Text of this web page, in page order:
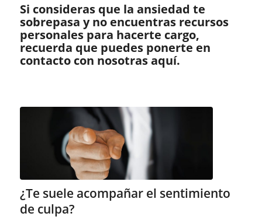
Si consideras que la ansiedad te
sobrepasa y no encuentras recursos
personales para hacerte cargo,
recuerda que puedes ponerte en
contacto con nosotras aquí.
¿Te suele acompañar el sentimiento
de culpa?